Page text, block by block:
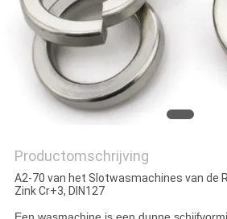
Productomschrijving
A2-70 van het Slotwasmachines van de
Zink Cr+3, DIN127